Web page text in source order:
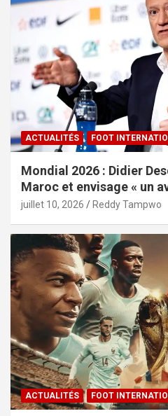
ACTUALITÉS FOOT
Mondial 2026 : Didier
Maroc et envisage « un
juillet 10, 2026 Reddy Tampwo
ACTUALITÉS FOOT